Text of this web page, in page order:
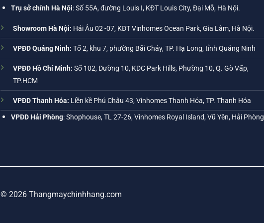
Trụ sở chính Hà Nội: Số 55A, đường Louis I, KĐT Louis City, Đại Mỗ, Hà Nội.
Showroom Hà Nội: Hải Âu 02 -07, KĐT Vinhomes Ocean Park, Gia Lâm, Hà Nội.
VPĐD Quảng Ninh: Tổ 2, khu 7, phường Bãi Cháy, TP. Hạ Long, tỉnh Quảng Ninh
VPĐD Hồ Chí Minh: Số 102, Đường 10, KDC Park Hills, Phường 10, Q. Gò Vấp,
TP.HCM
VPĐD Thanh Hóa: Liền kề Phú Châu 43, Vinhomes Thanh Hóa, TP. Thanh Hóa
VPĐD Hải Phòng: Shophouse, TL 27-26, Vinhomes Royal Island, Vũ Yên, Hải Phòng
© 2026 Thangmaychinhhang.com